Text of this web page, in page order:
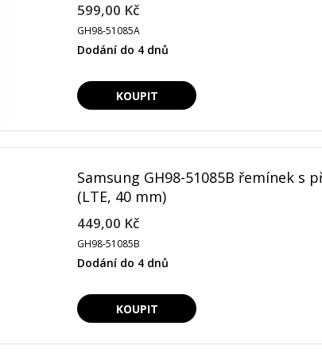
599,00 Kč
GH98-51085A
Dodání do 4 dnů
Samsung GH98-51085B řemínek s
(LTE, 40 mm)
449,00 Kč
GH98-51085B
Dodání do 4 dnů